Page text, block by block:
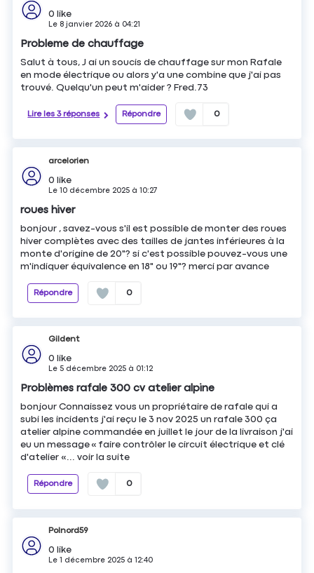
0 like
Le 8 janvier 2026 à 04:21
Probleme de chauffage
Salut à tous, J ai un soucis de chauffage sur mon Rafale
en mode électrique ou alors y'a une combine que j'ai pas
trouvé. Quelqu'un peut m'aider ? Fred.73
Lire les 3 réponses Répondre 0
arcelorien
0 like
Le10 décembre 2025 à10:27
roues hiver
bonjour , savez-vous s'il est possible de monter des roues
hiver complètes avec des tailles de jantes inférieures à la
monte d'origine de 20"? si c'est possible pouvez-vous une
m'indiquer équivalence en 18" ou 19"? merci par avance
Répondre 0
Gildent
0 like
Le5 décembre 2025 à 01:12
Problèmes rafale 300 cv atelier alpine
bonjour Connaissez vous un propriétaire de rafale qui a
subi les incidents j'ai reçu le 3 nov 2025 un rafale 300 ça
atelier alpine commandée en juillet le jour de la livraison j'ai
eu un message « faire contrôler le circuit électrique et clé
d'atelier «...voir la suite
Répondre 0
Polnord59
0 like
Le1 décembre 2025 à12:40